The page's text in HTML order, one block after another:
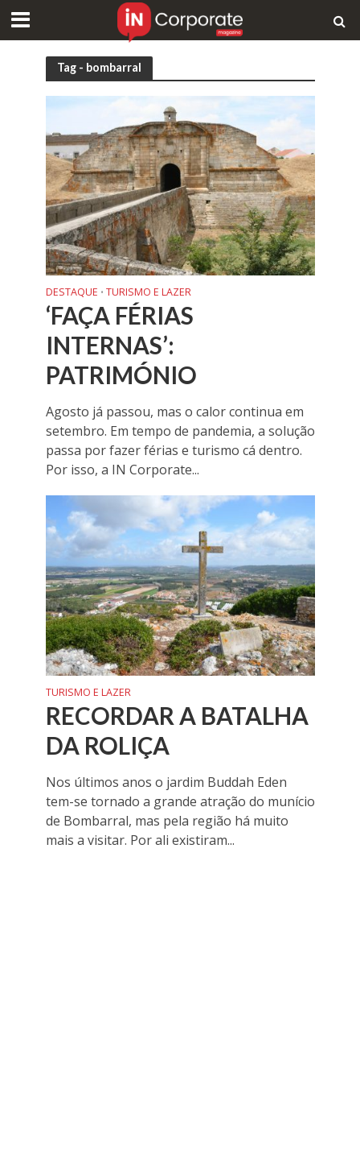
Tag - bombarral
DESTAQUE • TURISMO E LAZER
‘FAÇA FÉRIAS
INTERNAS’:
PATRIMÓNIO
Agosto já passou, mas o calor continua em
setembro. Em tempo de pandemia, a solução
passa por fazer férias e turismo cá dentro.
Por isso, a IN Corporate...
TURISMO E LAZER
RECORDAR A BATALHA
DA ROLIÇA
Nos últimos anos o jardim Buddah Eden
tem-se tornado a grande atração do munício
de Bombarral, mas pela região há muito
mais a visitar. Por ali existiram...